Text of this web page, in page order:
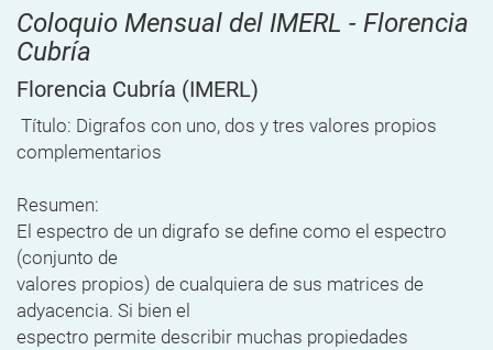
Coloquio Mensual del IMERL - Florencia
Cubría
Florencia Cubría (IMERL)
Título: Digrafos con uno, dos y tres valores propios
complementarios
Resumen:
El espectro de un digrafo se define como el espectro
(conjunto de
valores propios) de cualquiera de sus matrices de
adyacencia. Si bien el
espectro permite describir muchas propiedades